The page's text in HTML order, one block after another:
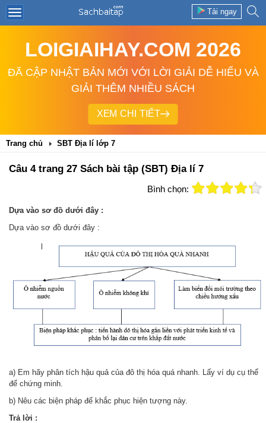
Tải ngay
LOIGIAIHAY.COM 2026
ĐÃ CẬP NHẬT BẢN MỚI VỚI LỜI GIẢI DỄ HIỂU VÀ
GIẢI THÊM NHIỀU SÁCH
XEM CHI TIẾT
Trang chủ SBT Địa lí lớp 7
Câu 4 trang 27 Sách bài tập (SBT) Địa lí 7
Bình chọn:
Dựa vào sơ đồ dưới đây :
Dựa vào sơ đồ dưới đây :
a) Em hãy phân tích hậu quả của đô thị hóa quá nhanh. Lấy ví dụ cụ thể
để chứng minh.
b) Nêu các biện pháp để khắc phục hiện tượng này.
Trả lời :